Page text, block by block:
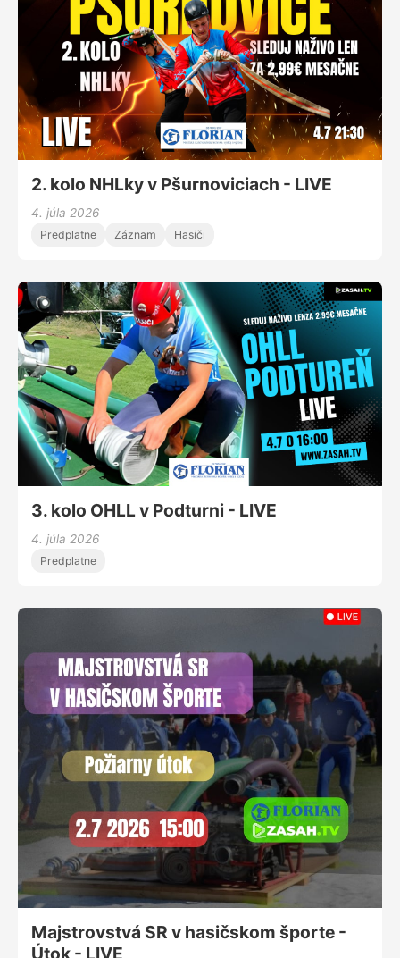
2. kolo NHLky v Pšurnoviciach - LIVE
4. júla 2026
Predplatne Záznam Hasiči
3. kolo OHLL v Podturni - LIVE
4. júla 2026
Predplatne
Majstrovstvá SR v hasičskom športe -
Útok - LIVE